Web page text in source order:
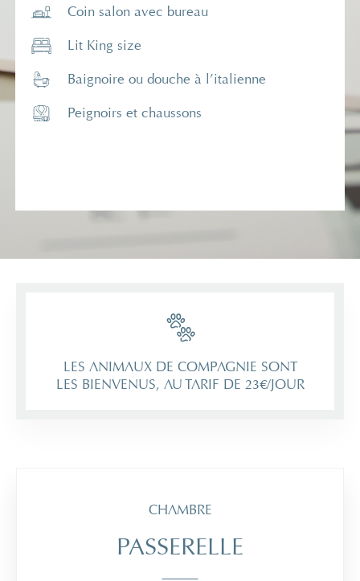
Coin salon avec bureau
Lit King size
Baignoire ou douche à l’italienne
Peignoirs et chaussons
LES ANIMAUX DE COMPAGNIE SONT
LES BIENVENUS, AU TARIF DE 23€/JOUR
CHAMBRE
PASSERELLE